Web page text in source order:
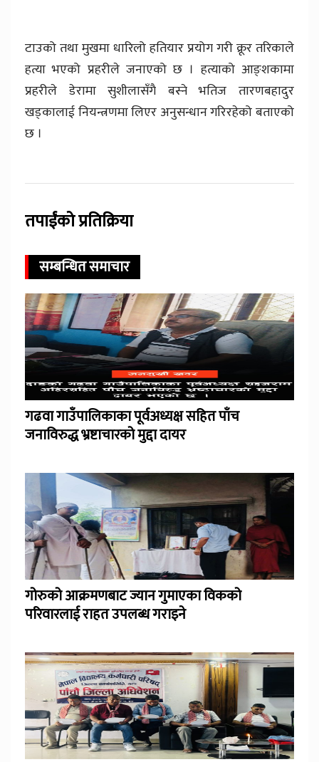
टाउको तथा मुखमा धारिलो हतियार प्रयोग गरी क्रूर तरिकाले
हत्या भएको प्रहरीले जनाएको छ । हत्याको आङ्शकामा
प्रहरीले डेरामा सुशीलासँगै बस्ने भतिज तारणबहादुर
खड्कालाई नियन्त्रणमा लिएर अनुसन्धान गरिरहेको बताएको
छ ।
तपाईंको प्रतिक्रिया
सम्बन्धित समाचार
गढवा गाउँपालिकाका पूर्वअध्यक्ष सहित पाँच
जनाविरुद्ध भ्रष्टाचारको मुद्दा दायर
गोरुको आक्रमणबाट ज्यान गुमाएका विकको
परिवारलाई राहत उपलब्ध गराइने